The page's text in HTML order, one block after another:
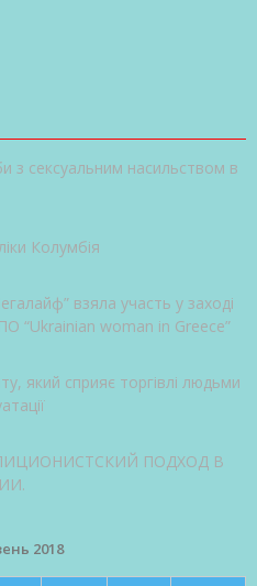
з сексуальним насильством в
Колумбія
взяла участь у заході
“Ukrainian woman in Greece”
який сприяє торгівлі людьми
ПОДХОД В
2018